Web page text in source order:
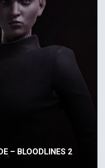
– BLOODLINES 2